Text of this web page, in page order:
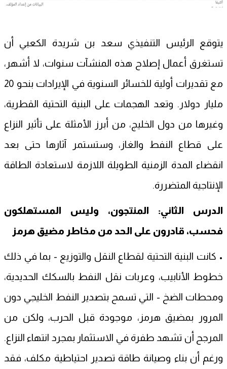
يتوقع الرئيس التنفيذي سعد بن شريدة الكعبي أن
تستغرق أعمال إصلاح هذه المنشآت سنوات، لا أشهر،
مع تقديرات أولية للخسائر السنوية في الإيرادات بنحو 20
مليار دولار. وتعد الهجمات على البنية التحتية القطرية،
وغيرها من دول الخليج، من أبرز الأمثلة على تأثير النزاع
على قطاع النفط والغاز، وستستمر آثارها حتى بعد
انقضاء المدة الزمنية الطويلة اللازمة لاستعادة الطاقة
الإنتاجية المتضررة.
الدرس الثاني: المنتجون، وليس المستهلكون
فحسب، قادرون على الحد من مخاطر مضيق هرمز
• كانت البنية التحتية لقطاع النقل والتوزيع - بما في ذلك
خطوط الأنابيب، وعربات نقل النفط بالسكك الحديدية،
ومحطات الضخ - التي تسمح بتصدير النفط الخليجي دون
المرور بمضيق هرمز، موجودة قبل الحرب، ولكن من
المرجح أن تشهد طفرة في الاستثمار بمجرد انتهاء النزاع.
ورغم أن بناء وصيانة طاقة تصدير احتياطية مكلف، فقد